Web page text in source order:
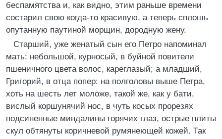
беспамятства и, как видно, этим раньше времени
состарил свою когда-то красивую, а теперь сплошь
опутанную паутиной морщин, дородную жену.
Старший, уже женатый сын его Петро напоминал
мать: небольшой, курносый, в буйной повители
пшеничного цвета волос, кареглазый; а младший,
Григорий, в отца попер: на полголовы выше Петра,
хоть на шесть лет моложе, такой же, как у бати,
вислый коршунячий нос, в чуть косых прорезях
подсиненные миндалины горячих глаз, острые плиты
скул обтянуты коричневой румянеющей кожей. Так